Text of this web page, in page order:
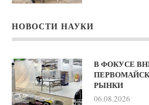
НОВОСТИ НАУКИ
В ФОКУСЕ
РЫНКИ
06.08.2026